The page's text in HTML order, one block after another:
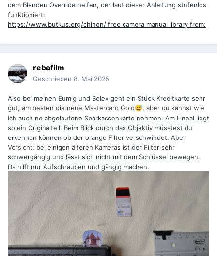
dem Blenden Override helfen, der laut dieser Anleitung stufenlos
funktioniert:
https://www.butkus.org/chinon/ free camera manual library from:
rebafilm
Geschrieben 8. Mai 2025
Also bei meinen Eumig und Bolex geht ein Stück Kreditkarte sehr
gut, am besten die neue Mastercard Gold😅, aber du kannst wie
ich auch ne abgelaufene Sparkassenkarte nehmen. Am Lineal liegt
so ein Originalteil. Beim Blick durch das Objektiv müsstest du
erkennen können ob der orange Filter verschwindet. Aber
Vorsicht: bei einigen älteren Kameras ist der Filter sehr
schwergängig und lässt sich nicht mit dem Schlüssel bewegen.
Da hilft nur Aufschrauben und gängig machen.